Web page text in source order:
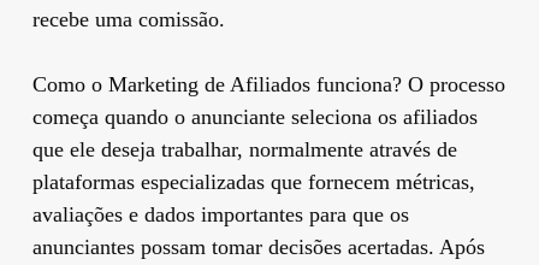
recebe uma comissão.
Como o Marketing de Afiliados funciona? O processo
começa quando o anunciante seleciona os afiliados
que ele deseja trabalhar, normalmente através de
plataformas especializadas que fornecem métricas,
avaliações e dados importantes para que os
anunciantes possam tomar decisões acertadas. Após